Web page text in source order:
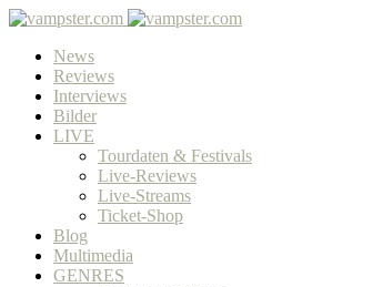
News
Reviews
Interviews
Bilder
LIVE
Tourdaten & Festivals
Live-Reviews
Live-Streams
Ticket-Shop
Blog
Multimedia
GENRES